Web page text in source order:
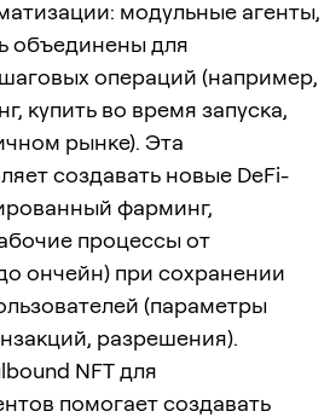
модульные агенты,
объединены для
операций (например,
купить во время запуска,
рынке). Эта
создавать новые DeFi-
фарминг,
процессы от
ончейн) при сохранении
(параметры
разрешения).
NFT для
помогает создавать